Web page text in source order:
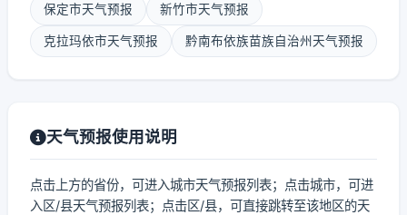
保定市天气预报 新竹市天气预报
克拉玛依市天气预报 黔南布依族苗族自治州天气预报
天气预报使用说明
点击上方的省份，可进入城市天气预报列表；点击城市，可进
入区/县天气预报列表；点击区/县，可直接跳转至该地区的天